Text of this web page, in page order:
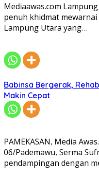
Mediaawas.com
penuh khidmat
Lampung Utara yang…
Babinsa Bergerak,
Makin Cepat
PAMEKASAN, Media
06/Pademawu, Serma
pendampingan dengan